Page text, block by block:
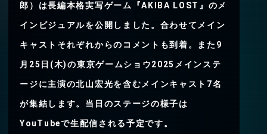
郎）は長編本格実写ゲーム『AKIBA LOST』のメ
インビジュアルを公開しました。合わせてメイン
キャストそれぞれからのコメントも到着。また9
月25日(木)の東京ゲームショウ2025メインステ
ージに主演の北山宏光を含むメインキャスト7名
が集結します。当日のステージの様子は
YouTubeで生配信される予定です。